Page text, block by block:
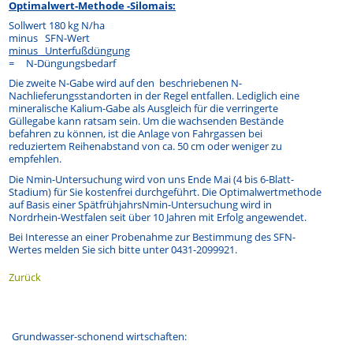
Optimalwert-Methode -Silomais:
Sollwert 180 kg N/ha
minus SFN-Wert
minus Unterfußdüngung
= N-Düngungsbedarf
Die zweite N-Gabe wird auf den beschriebenen N-
Nachlieferungsstandorten in der Regel entfallen. Lediglich eine
mineralische Kalium-Gabe als Ausgleich für die verringerte
Güllegabe kann ratsam sein. Um die wachsenden Bestände
befahren zu können, ist die Anlage von Fahrgassen bei
reduziertem Reihenabstand von ca. 50 cm oder weniger zu
empfehlen.
Die Nmin-Untersuchung wird von uns Ende Mai (4 bis 6-Blatt-
Stadium) für Sie kostenfrei durchgeführt. Die Optimalwertmethode
auf Basis einer SpätfrühjahrsNmin-Untersuchung wird in
Nordrhein-Westfalen seit über 10 Jahren mit Erfolg angewendet.
Bei Interesse an einer Probenahme zur Bestimmung des SFN-
Wertes melden Sie sich bitte unter 0431-2099921.
Zurück
Grundwasser-schonend wirtschaften: